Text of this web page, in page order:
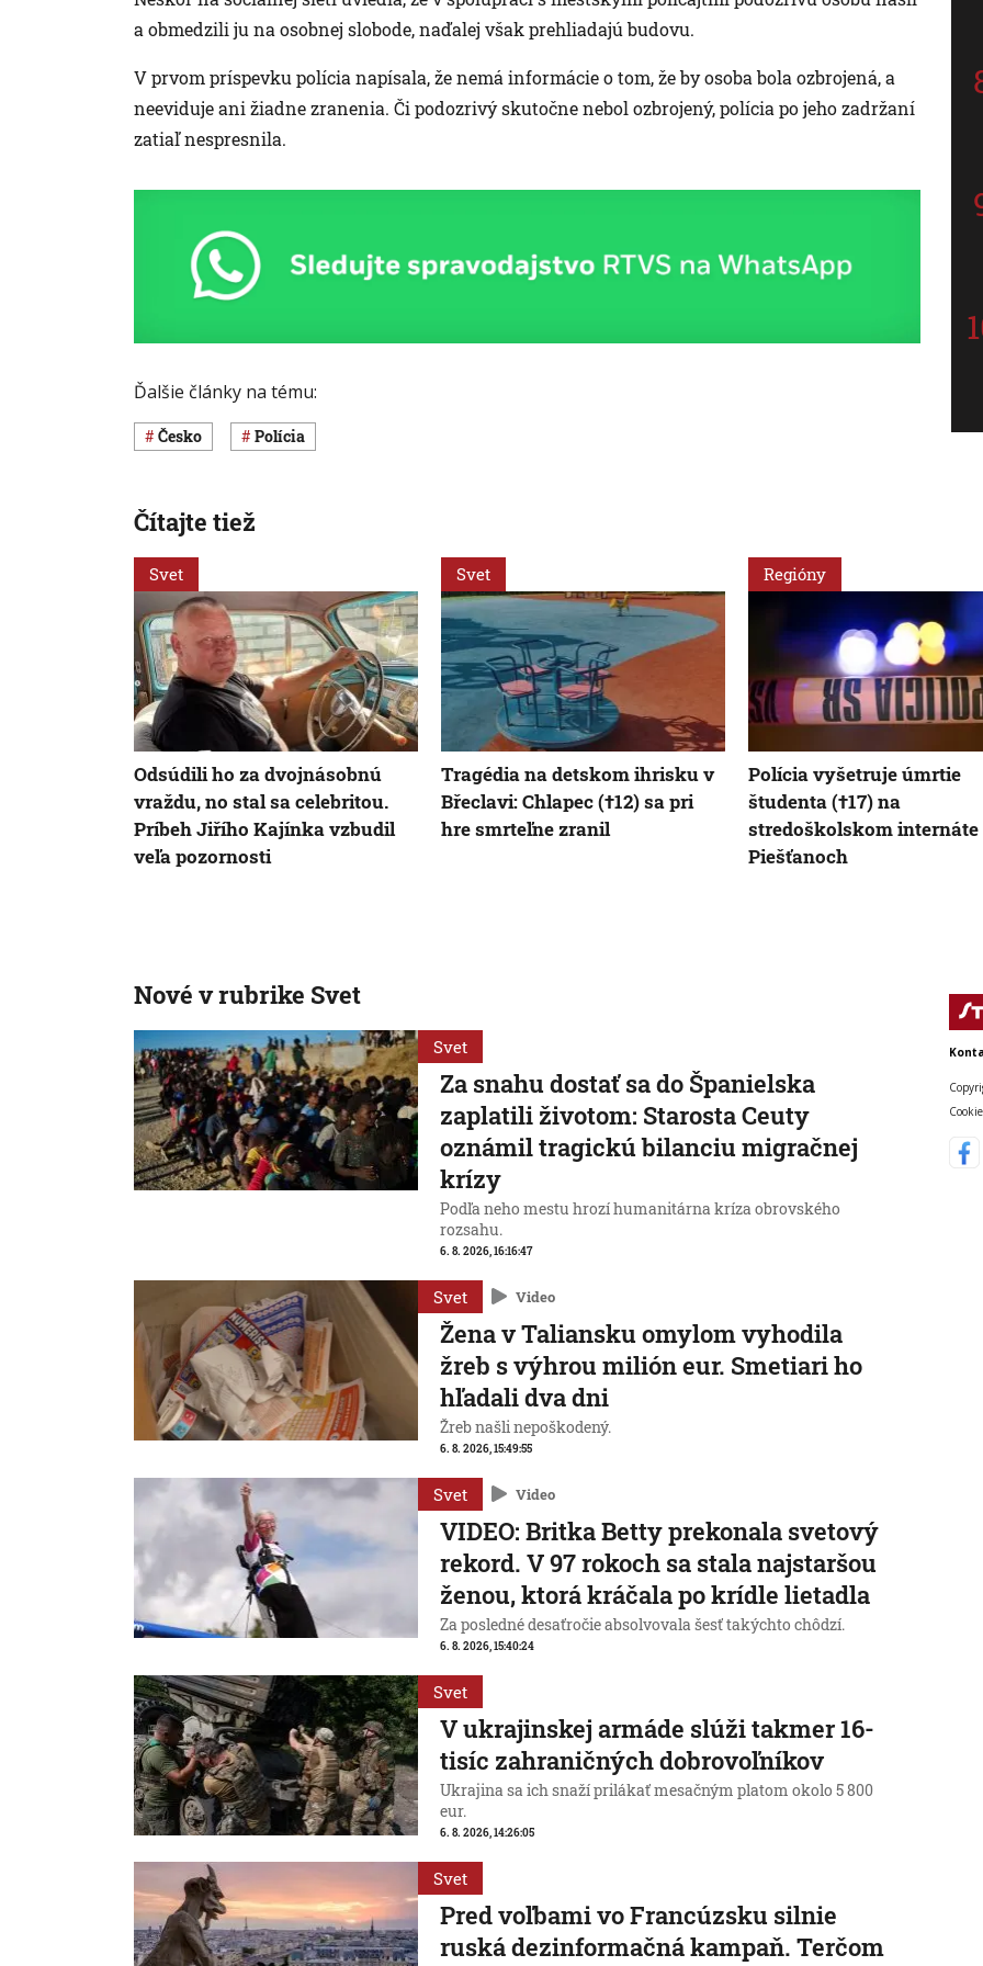
a obmedzili ju na osobnej slobode, naďalej však prehliadajú budovu.
V prvom príspevku polícia napísala, že nemá informácie o tom, že by osoba bola ozbrojená, a
neeviduje ani žiadne zranenia. Či podozrivý skutočne nebol ozbrojený, polícia po jeho zadržaní
zatiaľ nespresnila.
Ďalšie články na tému:
Česko polícia
Čítajte tiež
Svet
Odsúdili ho za dvojnásobnú
vraždu, no stal sa celebritou.
Príbeh Jiřího Kajínka vzbudil
veľa pozornosti
Svet
Tragédia na detskom ihrisku v
Břeclavi: Chlapec (†12) sa pri
hre smrteľne zranil
Regióny
Polícia vyšetruje úmrtie
študenta (†17) na
stredoškolskom internáte
Piešťanoch
Nové v rubrike Svet
Svet
Za snahu dostať sa do Španielska
zaplatili životom: Starosta Ceuty
oznámil tragickú bilanciu migračnej
krízy
Podľa neho mestu hrozí humanitárna kríza obrovského
rozsahu.
6. 8. 2026, 16:16:47
Svet Video
Žena v Taliansku omylom vyhodila
žreb s výhrou milión eur. Smetiari ho
hľadali dva dni
Žreb našli nepoškodený.
6. 8. 2026, 15:49:55
Svet Video
VIDEO: Britka Betty prekonala svetový
rekord. V 97 rokoch sa stala najstaršou
ženou, ktorá kráčala po krídle lietadla
Za posledné desaťročie absolvovala šesť takýchto chôdzí.
6. 8. 2026, 15:40:24
Svet
V ukrajinskej armáde slúži takmer 16-
tisíc zahraničných dobrovoľníkov
Ukrajina sa ich snaží prilákať mesačným platom okolo 5 800
eur.
6. 8. 2026, 14:26:05
Svet
Pred voľbami vo Francúzsku silnie
ruská dezinformačná kampaň. Terčom